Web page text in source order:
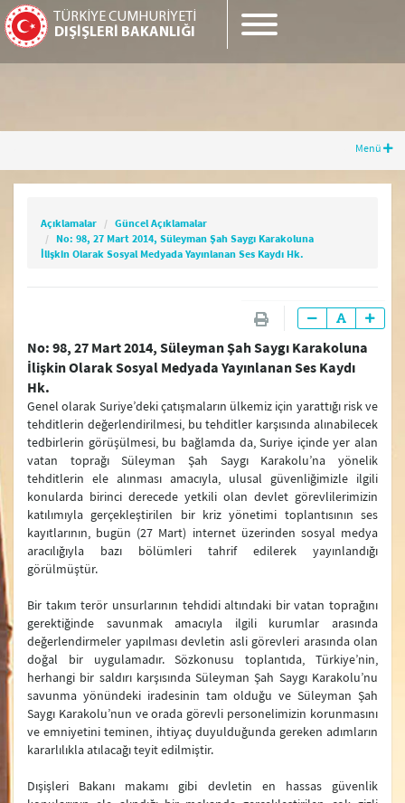
TÜRKİYE CUMHURİYETİ
DIŞİŞLERİ BAKANLIĞI
Yayınlanan Ses Kaydı Hk.
Menü
Güncel Açıklamalar
Basın Toplantıları
Açıklamalar
Bakanlık Duyuruları
Basın Bilgi Notları
Açıklamalar
Güncel Açıklamalar
No: 98, 27 Mart 2014, Süleyman Şah Saygı Karakoluna
İlişkin Olarak Sosyal Medyada Yayınlanan Ses Kaydı Hk.
No: 98, 27 Mart 2014, Süleyman Şah Saygı Karakoluna
İlişkin Olarak Sosyal Medyada Yayınlanan Ses Kaydı
Hk.
Genel olarak Suriye’deki çatışmaların ülkemiz için yarattığı risk ve
tehditlerin değerlendirilmesi, bu tehditler karşısında alınabilecek
tedbirlerin görüşülmesi, bu bağlamda da, Suriye içinde yer alan
vatan toprağı Süleyman Şah Saygı Karakolu’na yönelik
tehditlerin ele alınması amacıyla, ulusal güvenliğimizle ilgili
konularda birinci derecede yetkili olan devlet görevlilerimizin
katılımıyla gerçekleştirilen bir kriz yönetimi toplantısının ses
kayıtlarının, bugün (27 Mart) internet üzerinden sosyal medya
aracılığıyla bazı bölümleri tahrif edilerek yayınlandığı
görülmüştür.
Bir takım terör unsurlarının tehdidi altındaki bir vatan toprağını
gerektiğinde savunmak amacıyla ilgili kurumlar arasında
değerlendirmeler yapılması devletin asli görevleri arasında olan
doğal bir uygulamadır. Sözkonusu toplantıda, Türkiye’nin,
herhangi bir saldırı karşısında Süleyman Şah Saygı Karakolu’nu
savunma yönündeki iradesinin tam olduğu ve Süleyman Şah
Saygı Karakolu’nun ve orada görevli personelimizin korunmasını
ve emniyetini teminen, ihtiyaç duyulduğunda gereken adımların
kararlılıkla atılacağı teyit edilmiştir.
Dışişleri Bakanı makamı gibi devletin en hassas güvenlik